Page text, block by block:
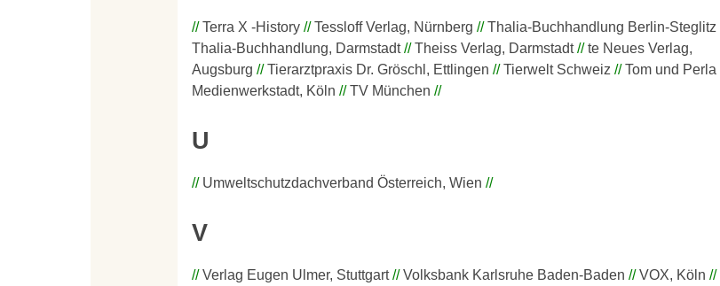
Terra X -History Tessloff Verlag, Nürnberg
Thalia-Buchhandlung Berlin-Steglitz
Thalia-Buchhandlung, Darmstadt
Theiss Verlag, Darmstadt
te Neues Verlag,
Augsburg
Tierarztpraxis Dr. Gröschl, Ettlingen Tierwelt Schweiz
Tom und Perla
Medienwerkstadt, Köln
TV München
U
Umweltschutzdachverband Österreich, Wien
V
Verlag Eugen Ulmer, Stuttgart Volksbank Karlsruhe Baden-Baden VOX, Köln